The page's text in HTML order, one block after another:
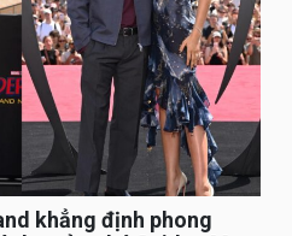
khẳng định phong